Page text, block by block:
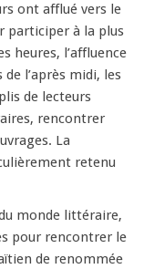
ont afflué vers le
participer à la plus
heures, l’affluence
de l’après midi, les
de lecteurs
rencontrer
La
retenu
monde littéraire,
pour rencontrer le
de renommée